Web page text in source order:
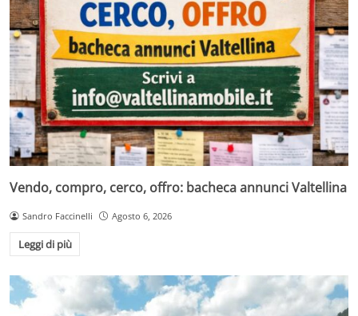
Vendo, compro, cerco, offro: bacheca annunci Valtellina
Sandro Faccinelli Agosto 6, 2026
Leggi di più